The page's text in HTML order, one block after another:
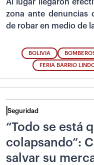
Al lugar llegaron
zona ante denuncias
de robar en medio de
BOLIVIA
FERIA BARRIO
Seguridad
“Todo se está
colapsando”:
salvar su